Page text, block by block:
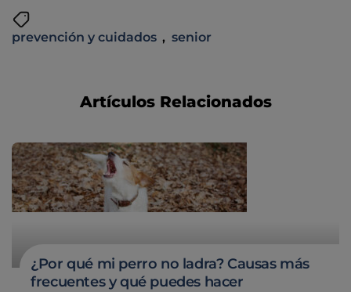
prevención y cuidados , senior
Artículos Relacionados
¿Por qué mi perro no ladra? Causas más
frecuentes y qué puedes hacer